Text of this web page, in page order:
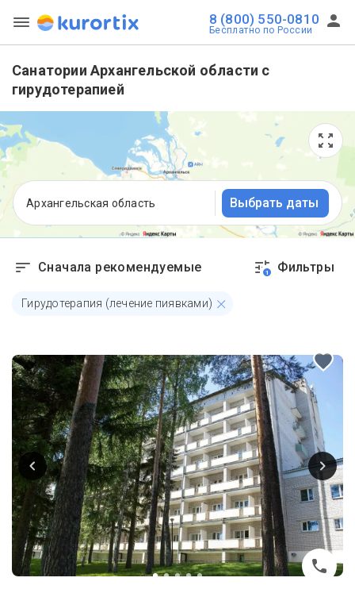
8 (800) 550-0810
Бесплатно по России
Санатории Архангельской области с
гирудотерапией
Архангельская область Выбрать даты
Сначала рекомендуемые 1 Фильтры
Гирудотерапия (лечение пиявками)